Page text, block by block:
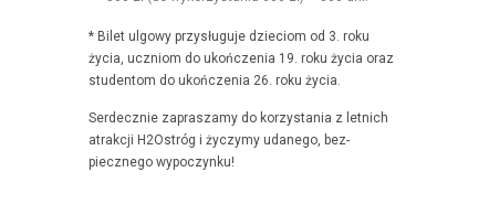
* Bilet ulgo­wy przysługu­je dzieciom od 3. roku
życia, uczniom do ukończenia 19. roku życia oraz
stu­den­tom do ukończenia 26. roku życia.
Serdecznie zaprasza­my do korzys­ta­nia z let­nich
atrakcji H2Ostróg i życzymy udanego, bez­
piecznego wypoczynku!